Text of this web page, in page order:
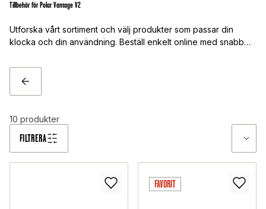
Tillbehör för Polar Vantage V2
Utforska vårt sortiment och välj produkter som passar din
klocka och din användning. Beställ enkelt online med snabb
TILLBAKA
FILTRERA
10 produkter
FAVORIT